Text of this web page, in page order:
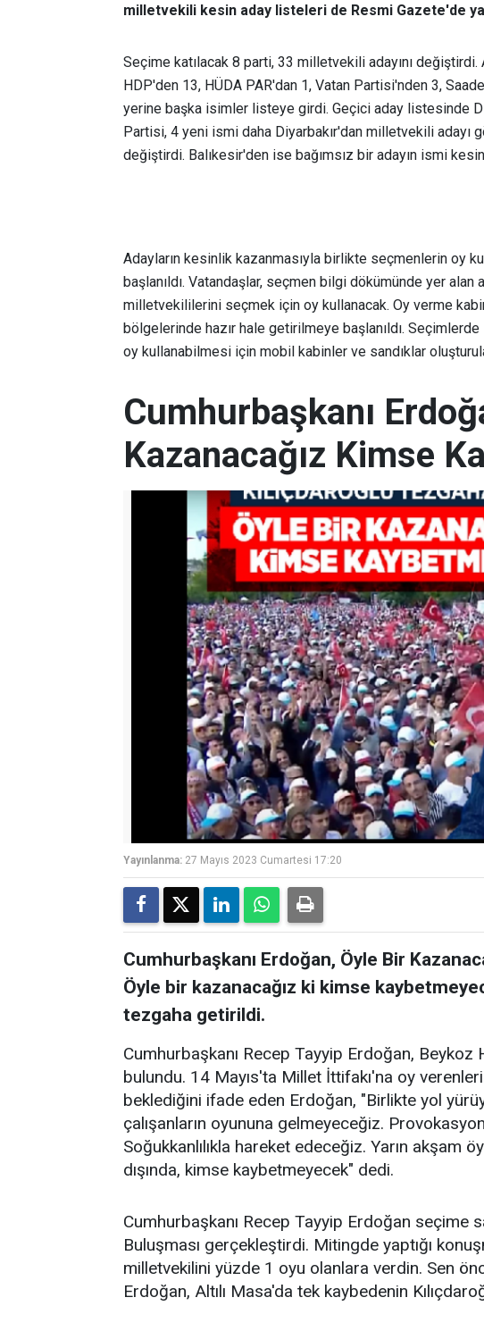
milletvekili kesin aday listeleri de Resmi Gazete'de
Seçime katılacak 8 parti, 33 milletvekili adayını
HDP'den 13, HÜDA PAR'dan 1, Vatan Partisi'nden 3,
yerine başka isimler listeye girdi. Geçici aday listesinde
Partisi, 4 yeni ismi daha Diyarbakır'dan milletvekili adayı
değiştirdi. Balıkesir'den ise bağımsız bir adayın ismi
Adayların kesinlik kazanmasıyla birlikte seçmenlerin oy
başlanıldı. Vatandaşlar, seçmen bilgi dökümünde yer alan
milletvekililerini seçmek için oy kullanacak. Oy verme
bölgelerinde hazır hale getirilmeye başlanıldı.
oy kullanabilmesi için mobil kabinler ve sandıklar
Cumhurbaşkanı
Kazanacağız Kimse
Yayınlanma: 27 Mayıs 2023 Cumartesi 17:20
Cumhurbaşkanı Erdoğan, Öyle Bir
Öyle bir kazanacağız ki kimse
tezgaha getirildi.
Cumhurbaşkanı Recep Tayyip Erdoğan, Beykoz
bulundu. 14 Mayıs'ta Millet İttifakı'na oy
beklediğini ifade eden Erdoğan, "Birlikte yol
çalışanların oyununa gelmeyeceğiz.
Soğukkanlılıkla hareket edeceğiz. Yarın akşam
dışında, kimse kaybetmeyecek" dedi.
Cumhurbaşkanı Recep Tayyip Erdoğan seçime
Buluşması gerçekleştirdi. Mitingde yaptığı
milletvekilini yüzde 1 oyu olanlara verdin. Sen
Erdoğan, Altılı Masa'da tek kaybedenin